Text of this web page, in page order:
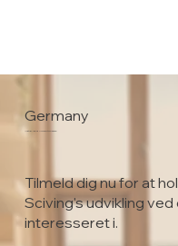
Germany
Justus Liebig University Giessen
Tilmeld dig nu for at
Sciving's udvikling
interesseret i.